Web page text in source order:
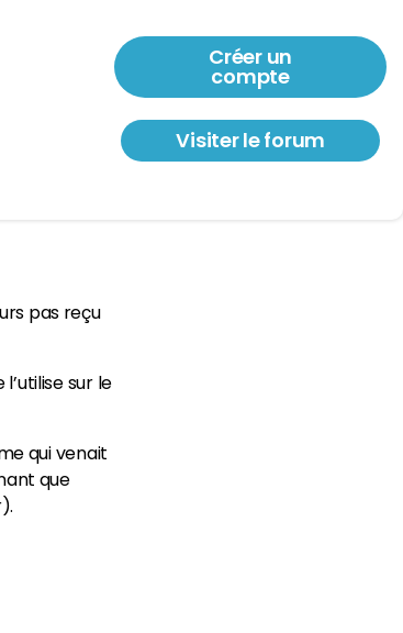
Créer un
compte
Visiter le forum
pas reçu
sur le
qui venait
que